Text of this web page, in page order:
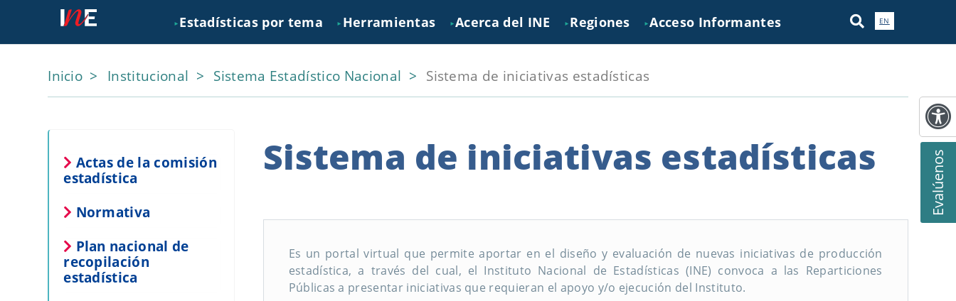
► Estadísticas por tema ► Herramientas ►Acerca del INE ► Regiones ►Acceso Informantes EN
Evalúenos
Inicio Institucional Sistema Estadístico Nacional Sistema de iniciativas estadísticas
Actas de la comisión
estadística
Normativa
Plan nacional de
recopilación
estadística
Sistema de iniciativas estadísticas
Es un portal virtual que permite aportar en el diseño y evaluación de nuevas iniciativas de producción
estadística, a través del cual, el Instituto Nacional de Estadísticas (INE) convoca a las Reparticiones
Públicas a presentar iniciativas que requieran el apoyo y/o ejecución del Instituto.